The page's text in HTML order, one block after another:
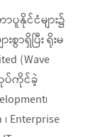
နိုင်ငံများ၌
ရှိပြီး ရိုးမ
(Wave
လုပ်ကိုင်ခဲ့
၊
Enterprise